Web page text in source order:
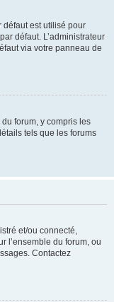
défaut est utilisé pour
défaut. L’administrateur
via votre panneau de
forum, y compris les
tels que les forums
et/ou connecté,
l’ensemble du forum, ou
Contactez